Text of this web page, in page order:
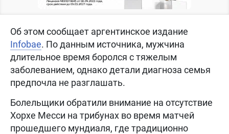
Об этом сообщает аргентинское издание
Infobae. По данным источника, мужчина
длительное время боролся с тяжелым
заболеванием, однако детали диагноза семья
предпочла не разглашать.
Болельщики обратили внимание на отсутствие
Хорхе Месси на трибунах во время матчей
прошедшего мундиаля, где традиционно